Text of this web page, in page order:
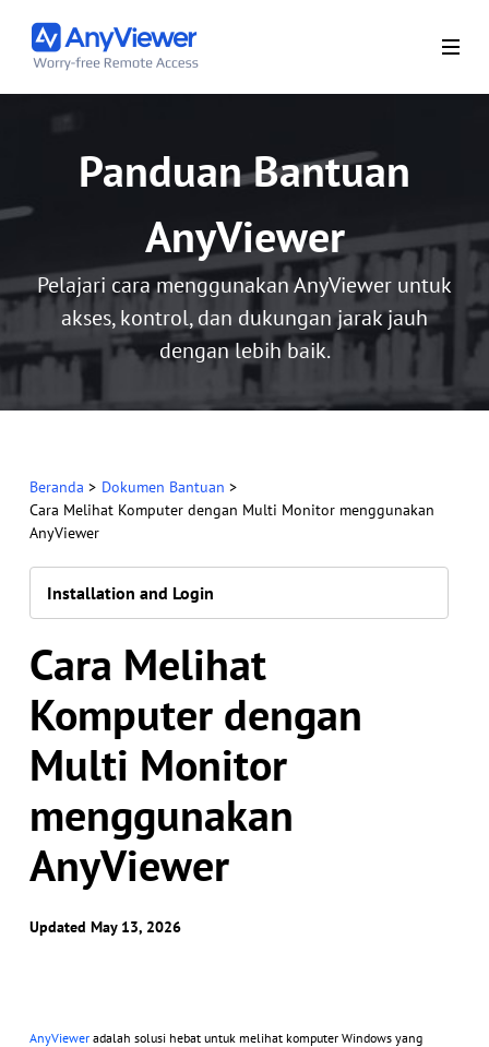
Panduan Bantuan
AnyViewer
Pelajari cara menggunakan AnyViewer untuk
akses, kontrol, dan dukungan jarak jauh
dengan lebih baik.
Beranda > Dokumen Bantuan >
Cara Melihat Komputer dengan Multi Monitor menggunakan
AnyViewer
Installation and Login
Cara Melihat
Komputer dengan
Multi Monitor
menggunakan
AnyViewer
Updated May 13, 2026
AnyVieweradalah solusi hebat untuk melihat komputer Windows yang